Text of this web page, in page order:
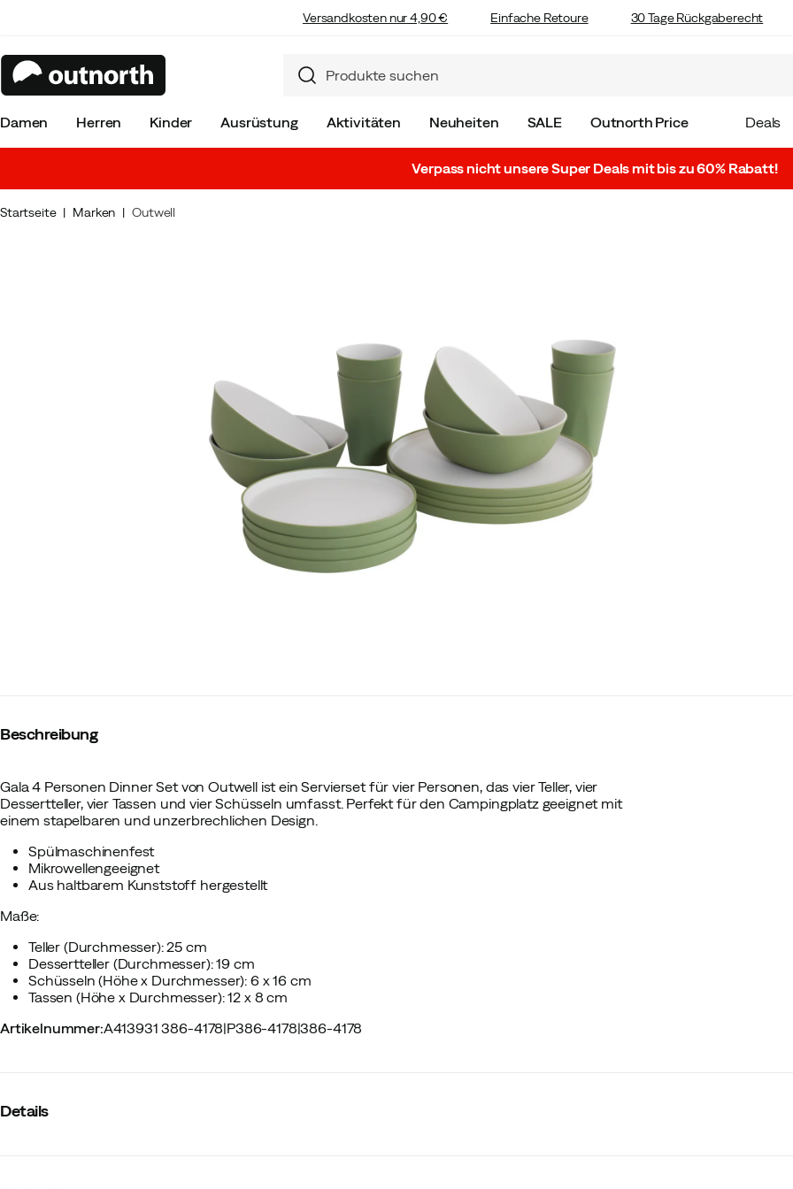
Versandkosten nur 4,90 € Einfache Retoure 30 Tage Rückgaberecht
Damen Herren Kinder Ausrüstung Aktivitäten Neuheiten SALE Outnorth Price Deals
Verpass nicht unsere Super Deals mit bis zu 60% Rabatt!
Startseite Marken Outwell
Beschreibung
Gala 4 Personen Dinner Set von Outwell ist ein Servierset für vier Personen, das vier Teller, vier
Dessertteller, vier Tassen und vier Schüsseln umfasst. Perfekt für den Campingplatz geeignet mit
einem stapelbaren und unzerbrechlichen Design.
Spülmaschinenfest
Mikrowellengeeignet
Aus haltbarem Kunststoff hergestellt
Maße:
Teller (Durchmesser): 25 cm
Dessertteller (Durchmesser): 19 cm
Schüsseln (Höhe x Durchmesser): 6 x 16 cm
Tassen (Höhe x Durchmesser): 12 x 8 cm
Artikelnummer:A413931 386-4178|P386-4178|386-4178
Details